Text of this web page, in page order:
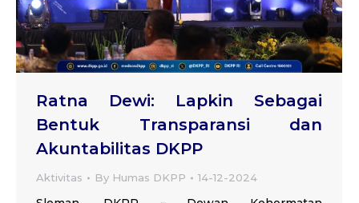
Ratna Dewi: Lapkin Sebagai
Bentuk Transparansi dan
Akuntabilitas DKPP
Aktivitas By Humas DKPP 14-12-2024